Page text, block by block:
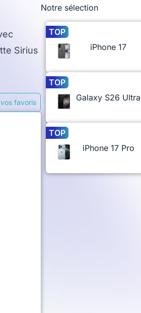
Sirius
favoris
Notre sélection
TOP
iPhone 17
TOP
Galaxy S26 Ultra
TOP
iPhone 17 Pro